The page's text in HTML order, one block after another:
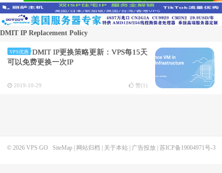
DMIT IP Replacement Policy
VPS优惠
DMIT IP更换策略更新：VPS每15天
可以免费更换一次IP
2019-10-29 赞(1 )
© 2026 VPS GO SiteMap| 网站归档 | 关于本站| 广告投放| 苏ICP备19004971号-3